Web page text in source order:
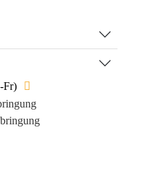
oder bedruckt
zu Ihrer Marke
im Gedächtnis und
die langfristige
Fr)